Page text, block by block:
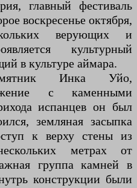
главный фестиваль
воскресенье октября,
верующих и
культурный
в культуре аймара.
Инка Уйо,
с каменными
испанцев он был
земляная засыпка
к верху стены из
метрах от
группа камней в
конструкции были